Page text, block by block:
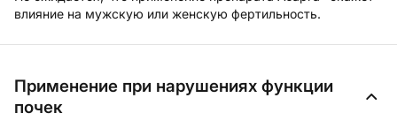
влияние на мужскую или женскую фертильность.
Применение при нарушениях функции
почек